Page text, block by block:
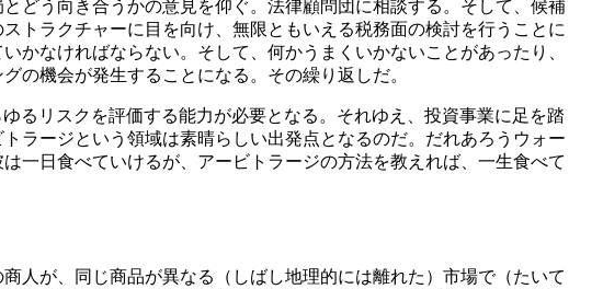
どう向き合うかの意見を仰ぐ。法律顧問団に相談する。そして、候補
トラクチャーに目を向け、無限ともいえる税務面の検討を行うことに
かなければならない。そして、何かうまくいかないことがあったり、
の機会が発生することになる。その繰り返しだ。
るリスクを評価する能力が必要となる。それゆえ、投資事業に足を踏
ラージという領域は素晴らしい出発点となるのだ。だれあろうウォー
一日食べていけるが、アービトラージの方法を教えれば、一生食べて
人が、同じ商品が異なる（しばし地理的には離れた）市場で（たいて